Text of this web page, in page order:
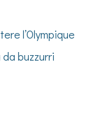
l’Olympique
buzzurri